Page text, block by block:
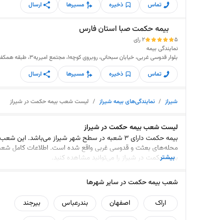
تماس
ذخیره مسیرها ارسال
بیمه حکمت صبا استان فارس
5
2 رای
نمایندگی بیمه
بلوار قدوسی غربی، خیابان سبحانی، روبروی کوچه1، مجتمع امیریه3، طبقه همکف
تماس
ذخیره مسیرها ارسال
شیراز / نمایندگی‌های بیمه شیراز / لیست شعب بیمه حکمت در شیراز
لیست شعب بیمه حکمت در شیراز
بیمه حکمت دارای 3 شعبه در سطح شهر شیراز می‌باشد. این
محله‌های بعثت و قدوسی غربی واقع شده است. اطلاعات کامل
بیمه حکمت در شیراز را می‌توانید مشاهده کنید.
بیشتر
شعب بیمه حکمت در سایر شهرها
اراک
اصفهان بندرعباس
بیرجند